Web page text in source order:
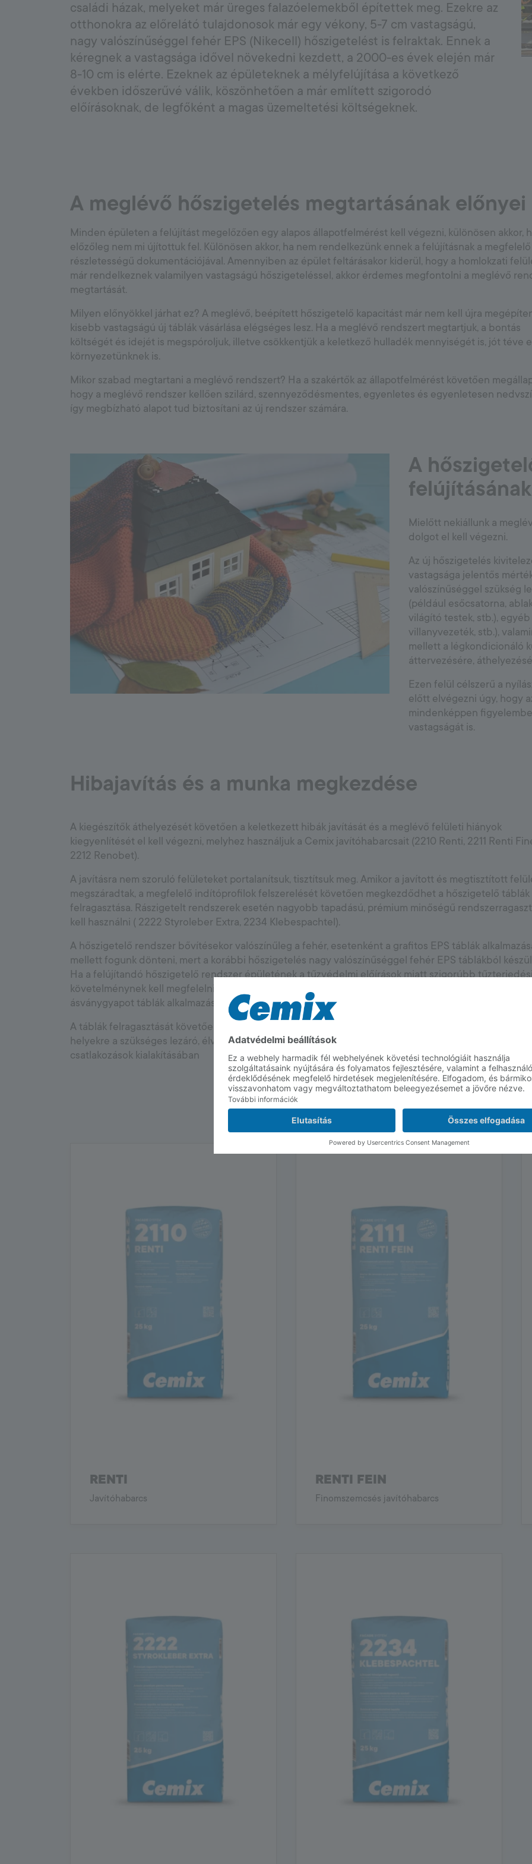
Aljzatkiegyenlítés: a tartós burkolat titka
5000
Floor System
Cement tapadóhíd
Hő- és hangszigetelések
Aljzat alapozók
8000
Covering system
Alapozók burkoláshoz
Vízszigetelések
Csemperagasztók
Fugázóanyagok
családi házak, melyeket már üreges falazóelemekből építettek meg. Ezekre az
otthonokra az előrelátó tulajdonosok már egy vékony, 5-7 cm vastagságú,
nagy valószínűséggel fehér EPS (Nikecell) hőszigetelést is felraktak. Ennek a
kéregnek a vastagsága idővel növekedni kezdett, a 2000-es évek elején már
8-10 cm is elérte. Ezeknek az épületeknek a mélyfelújítása a következő
években időszerűvé válik, köszönhetően a már említett szigorodó
előírásoknak, de legfőként a magas üzemeltetési költségeknek.
A meglévő hőszigetelés megtartásának előnyei
Minden épületen a felújítást megelőzően egy alapos állapotfelmérést kell végezni, különösen akkor,
előzőleg nem mi újítottuk fel. Különösen akkor, ha nem rendelkezünk ennek a felújításnak a megfelelő
részletességű dokumentációjával. Amennyiben az épület feltárásakor kiderül, hogy a homlokzati
már rendelkeznek valamilyen vastagságú hőszigeteléssel, akkor érdemes megfontolni a meglévő
megtartását.
Milyen előnyökkel járhat ez? A meglévő, beépített hőszigetelő kapacitást már nem kell újra
kisebb vastagságú új táblák vásárlása elégséges lesz. Ha a meglévő rendszert megtartjuk, a bontás
költségét és idejét is megspóroljuk, illetve csökkentjük a keletkező hulladék mennyiségét is, jót téve
környezetünknek is.
Mikor szabad megtartani a meglévő rendszert? Ha a szakértők az állapotfelmérést követően
hogy a meglévő rendszer kellően szilárd, szennyeződésmentes, egyenletes és egyenletesen
így megbízható alapot tud biztosítani az új rendszer számára.
A
Mielőtt nekiállunk a
dolgot el kell végezni.
Az új hőszigetelés
vastagsága jelentős
valószínűséggel szükség
(például esőcsatorna,
világító testek, stb.),
villanyvezeték, stb.),
mellett a légkondicionáló
áttervezésére,
Ezen felül célszerű a
előtt elvégezni úgy, hogy
mindenképpen
vastagságát is.
Hibajavítás és a munka megkezdése
A kiegészítők áthelyezését követően a keletkezett hibák javítását és a meglévő felületi hiányok
kiegyenlítését el kell végezni, melyhez használjuk a Cemix javítóhabarcsait (2210 Renti, 2211 Renti
2212 Renobet).
A javításra nem szoruló felületeket portalanítsuk, tisztítsuk meg. Amikor a javított és megtisztított
megszáradtak, a megfelelő indítóprofilok felszerelését követően megkezdődhet a hőszigetelő táblák
felragasztása. Rászigetelt rendszerek esetén nagyobb tapadású, prémium minőségű
kell használni ( 2222 Styroleber Extra, 2234 Klebespachtel).
A hőszigetelő rendszer bővítésekor valószínűleg a fehér, esetenként a grafitos EPS táblák
mellett fogunk dönteni, mert a korábbi hőszigetelés nagy valószínűséggel fehér EPS táblákból
Ha a felújítandó hőszigetelő rendszer épületének a tűzvédelmi előírások miatt szigorúbb
követelménynek kell megfelelni, akkor a rekonstrukció során szükség lehet az előírt helyeken a nem
ásványgyapot táblák alkalmazására még a régi hőszigetelő rendszerben is.
A táblák felragasztását követően el kell végezni a megfelelő sík kialakítását, és fel kell helyezni a
helyekre a szükséges lezáró, élvédő elemeket, amik segítenek a kellően vízzáró és esztétikus élek,
csatlakozások kialakításában
KAPCSOLÓDÓ TERMÉKEK
RENTI
Javítóhabarcs
RENTI FEIN
Finomszemcsés javítóhabarcs